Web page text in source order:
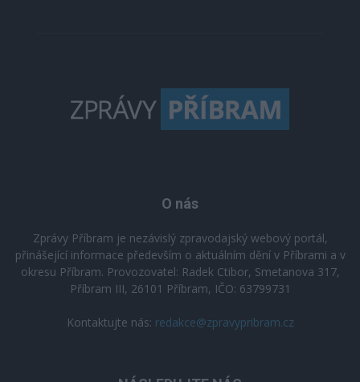
O nás
Zprávy Příbram je nezávislý zpravodajský webový portál,
přinášející informace především o aktuálním dění v Příbrami a v
okresu Příbram. Provozovatel: Radek Ctibor, Smetanova 317,
Příbram III, 26101 Příbram, IČO: 63799731
Kontaktujte nás: redakce@zpravypribram.cz